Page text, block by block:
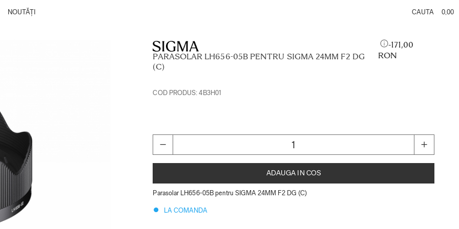
0,00
NOUTĂȚI
PARASOLAR LH656-05B PENTRU SIGMA 24MM F2 DG
(C)
171,00
RON
COD PRODUS: 4B3H01
Parasolar LH656-05B pentru SIGMA 24MM F2 DG (C)
LA COMANDA
ADAUGA IN COS